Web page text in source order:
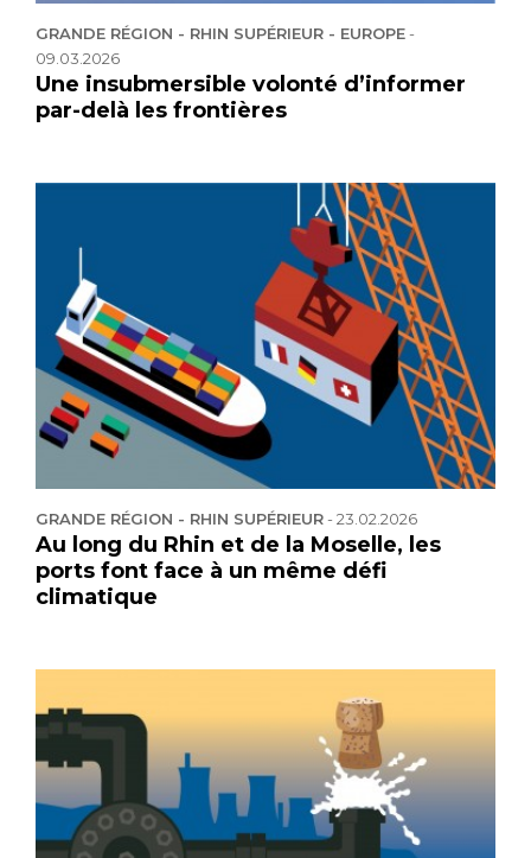
GRANDE RÉGION - RHIN SUPÉRIEUR - EUROPE-
09.03.2026
Une insubmersible volonté d’informer
par-delà les frontières
GRANDE RÉGION - RHIN SUPÉRIEUR-23.02.2026
Au long du Rhin et de la Moselle, les
ports font face à un même défi
climatique